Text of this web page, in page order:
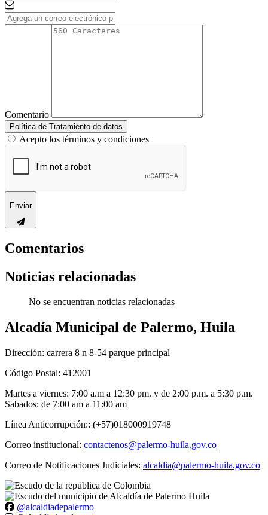
Comentario
Política de Tratamiento de datos
Acepto los términos y condiciones
Enviar
Comentarios
Noticias relacionadas
No se encuentran noticias relacionadas
Alcadía Municipal de Palermo, Huila
Dirección: carrera 8 n 8-54 parque principal
Código Postal: 412001
Martes a viernes: 7:00 a.m a 12:30 pm. y de 2:00 p.m. a 5:30 p.m.
Sabados: de 7:00 am a 11:00 am
Línea Anticorrupción:: (+57)018000919748
Correo institucional: contactenos@palermo-huila.gov.co
Correo de Notificaciones Judiciales: alcaldia@palermo-huila.gov.co
@alcaldiadepalermo